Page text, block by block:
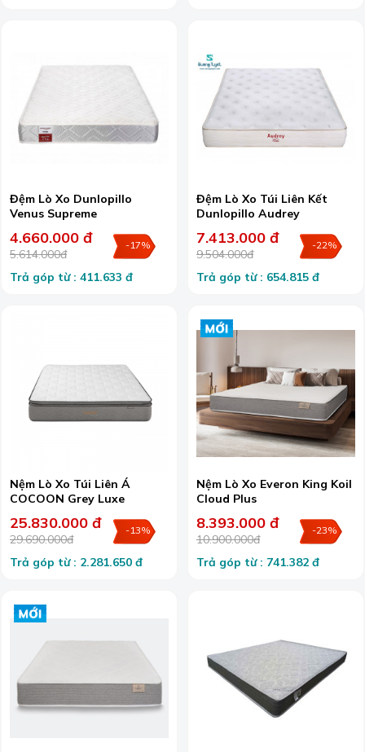
Đệm Lò Xo Dunlopillo
Venus Supreme
4.660.000 đ
5.614.000đ
-17%
Trả góp từ : 411.633 đ
Đệm Lò Xo Túi Liên Kết
Dunlopillo Audrey
7.413.000 đ
9.504.000đ
-22%
Trả góp từ : 654.815 đ
Nệm Lò Xo Túi Liên Á
COCOON Grey Luxe
25.830.000 đ
29.690.000đ
-13%
Trả góp từ : 2.281.650 đ
Nệm Lò Xo Everon King Koil
Cloud Plus
8.393.000 đ
10.900.000đ
-23%
Trả góp từ : 741.382 đ